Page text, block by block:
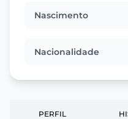
Nascimento
Nacionalidade
PERFIL